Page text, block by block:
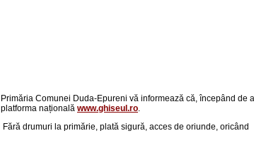
Primăria Comunei Duda-Epureni vă informează că, începând
platforma națională www.ghiseul.ro.
Fără drumuri la primărie, p lată sigură, acces de oriunde, oricând